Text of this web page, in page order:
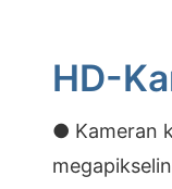
HD-
● Kameran